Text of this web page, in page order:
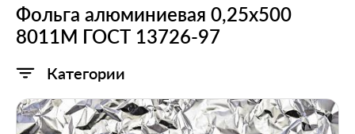
Фольга алюминиевая 0,25х500
8011М ГОСТ 13726-97
Категории